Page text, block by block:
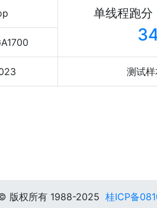
单线程跑分
测试
版权所有 1988-2025 桂ICP备